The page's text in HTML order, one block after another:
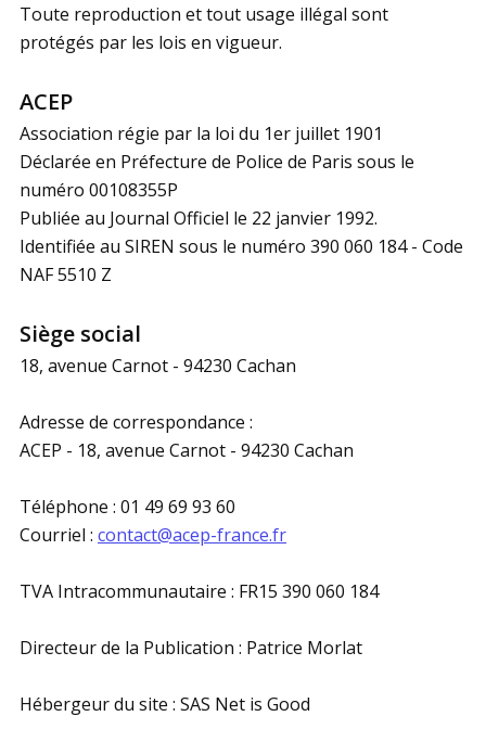
Toute reproduction et tout usage illégal sont
protégés par les lois en vigueur.
ACEP
Association régie par la loi du 1er juillet 1901
Déclarée en Préfecture de Police de Paris sous le
numéro 00108355P
Publiée au Journal Officiel le 22 janvier 1992.
Identifiée au SIREN sous le numéro 390 060 184 - Code
NAF 5510 Z
Siège social
18, avenue Carnot - 94230 Cachan
Adresse de correspondance :
ACEP - 18, avenue Carnot - 94230 Cachan
Téléphone : 01 49 69 93 60
Courriel : contact@acep-france.fr
TVA Intracommunautaire : FR15 390 060 184
Directeur de la Publication : Patrice Morlat
Hébergeur du site : SAS Net is Good